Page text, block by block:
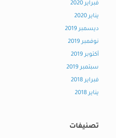
فبراير 2020
يناير 2020
ديسمبر 2019
نوفمبر 2019
أكتوبر 2019
سبتمبر 2019
فبراير 2018
يناير 2018
تصنيفات